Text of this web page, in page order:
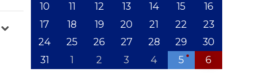
10
11 12 13 14 15
16
17
18 19 20 21 22
23
24
25 26 27 28 29
30
31
1 2 3 4 5 6